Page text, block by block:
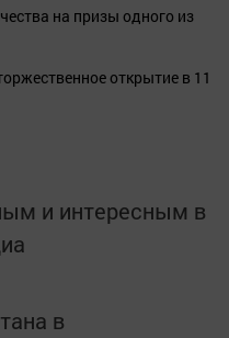
на призы одного из
открытие в 11
и интересным в
в